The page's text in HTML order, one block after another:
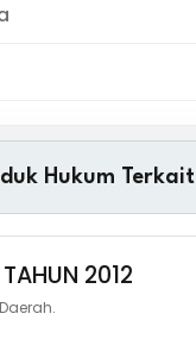
Hukum Terkait
2012